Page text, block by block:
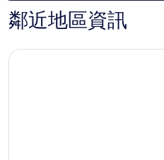
鄰近地區資訊